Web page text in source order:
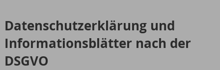
Datenschutzerklärung und
Informationsblätter nach der
DSGVO